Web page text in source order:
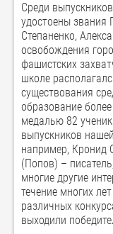
Среди
удостоены звания
Степаненко,
освобождения
фашистских
школе
существования
образование
медалью 82
выпускников
например, Кронид
(Попов) –
многие другие
течение многих
различных
выходили